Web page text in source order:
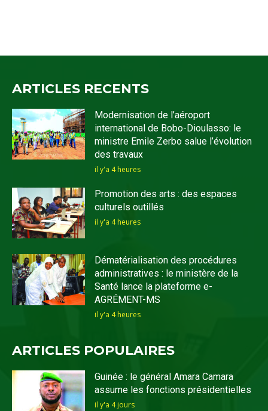
ARTICLES RECENTS
Modernisation de l’aéroport
international de Bobo-Dioulasso: le
ministre Emile Zerbo salue l’évolution
des travaux
il y'a 4 heures
Promotion des arts : des espaces
culturels outillés
il y'a 4 heures
Dématérialisation des procédures
administratives : le ministère de la
Santé lance la plateforme e-
AGRÉMENT-MS
il y'a 4 heures
ARTICLES POPULAIRES
Guinée : le général Amara Camara
assume les fonctions présidentielles
il y'a 4 jours